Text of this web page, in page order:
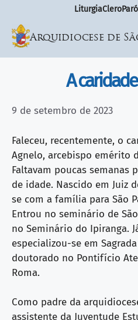
LiturgiaClero
Arquidiocese de
A
9 de setembro de 2023
Faleceu, recentemente, o
Agnelo, arcebispo emérito
Faltavam poucas semanas
de idade. Nascido em Juiz
se com a família para São
Entrou no seminário de
no Seminário do Ipiranga.
especializou-se em
doutorado no Pontifício
Roma.
Como padre da
assistente da Juventude